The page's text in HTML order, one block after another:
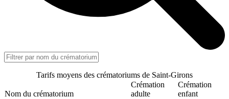
Tarifs moyens des crématoriums de Saint-Girons
Nom du crématorium
Crémation
adulte
Crémation
enfant